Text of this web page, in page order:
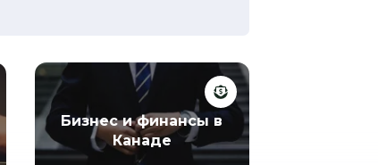
Бизнес и финансы в
Канаде